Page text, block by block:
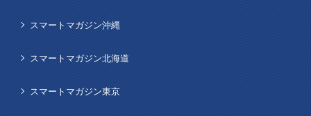
スマートマガジン沖縄
スマートマガジン北海道
スマートマガジン東京